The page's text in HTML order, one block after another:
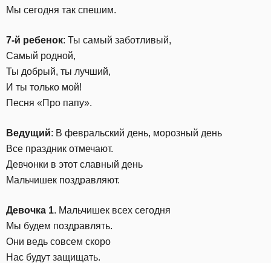
Мы сегодня так спешим.
7-й ребенок: Ты самый заботливый,
Самый родной,
Ты добрый, ты лучший,
И ты только мой!
Песня «Про папу».
Ведущий: В февральский день, морозный день
Все праздник отмечают.
Девчонки в этот славный день
Мальчишек поздравляют.
Девочка 1. Мальчишек всех сегодня
Мы будем поздравлять.
Они ведь совсем скоро
Нас будут защищать.